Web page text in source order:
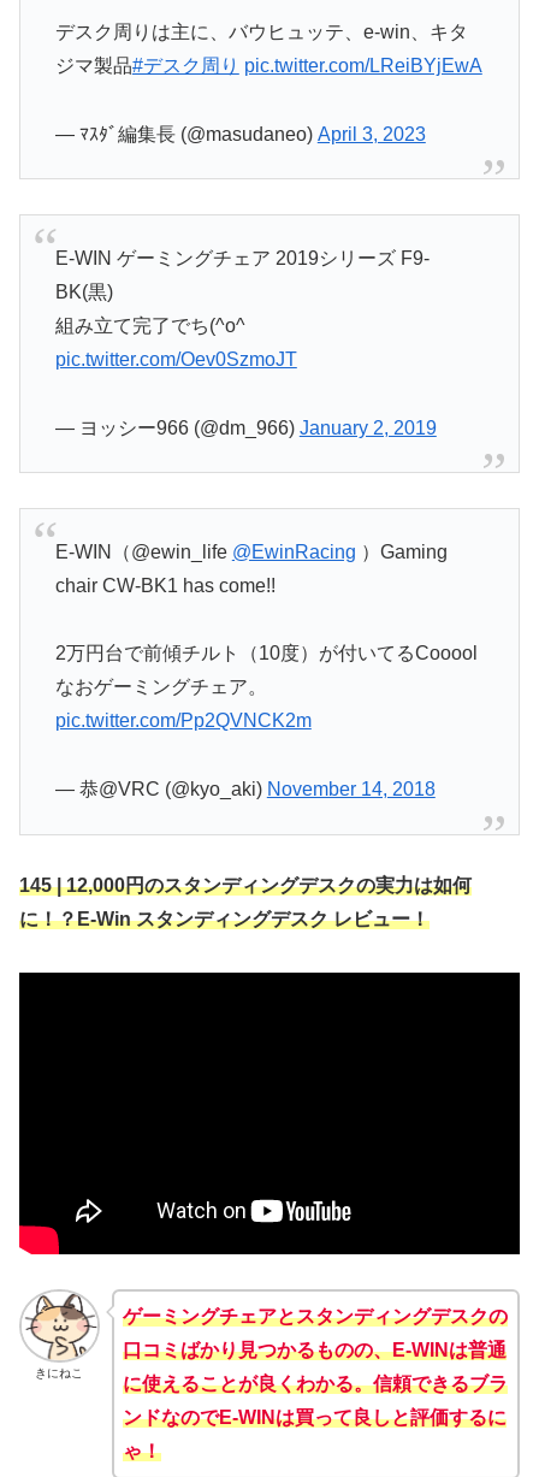
デスク周りは主に、バウヒュッテ、e-win、キタ
ジマ製品#デスク周り pic.twitter.com/LReiBYjEwA
— ﾏｽﾀﾞ編集長 (@masudaneo) April 3, 2023
E-WIN ゲーミングチェア 2019シリーズ F9-
BK(黒)
組み立て完了でち(^o^ゞ
pic.twitter.com/Oev0SzmoJT
— ヨッシー966 (@dm_966) January 2, 2019
E-WIN（@ewin_life @EwinRacing ）Gaming
chair CW-BK1 has come!!
2万円台で前傾チルト（10度）が付いてるCooool
なおゲーミングチェア。
pic.twitter.com/Pp2QVNCK2m
— 恭@VRC (@kyo_aki) November 14, 2018
145 | 12,000円のスタンディングデスクの実力は如何
に！？E-Win スタンディングデスク レビュー！
きにねこ
ゲーミングチェアとスタンディングデスクの
口コミばかり見つかるものの、E-WINは普通
に使えることが良くわかる。信頼できるブラ
ンドなのでE-WINは買って良しと評価するに
ゃ！